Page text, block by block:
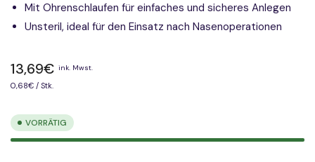
Mit Ohrenschlaufen für einfaches und sicheres Anlegen
Unsteril, ideal für den Einsatz nach Nasenoperationen
Normaler
Preis
13,69€ ink. Mwst.
Preis
0,68€ / pro
Stk.
VORRÄTIG